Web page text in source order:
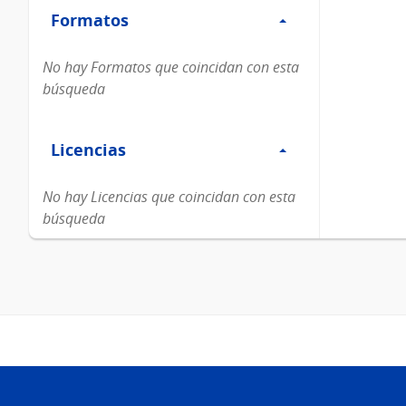
Formatos
Formatos
No hay Formatos que coincidan con esta
búsqueda
Licencias
Licencias
No hay Licencias que coincidan con esta
búsqueda